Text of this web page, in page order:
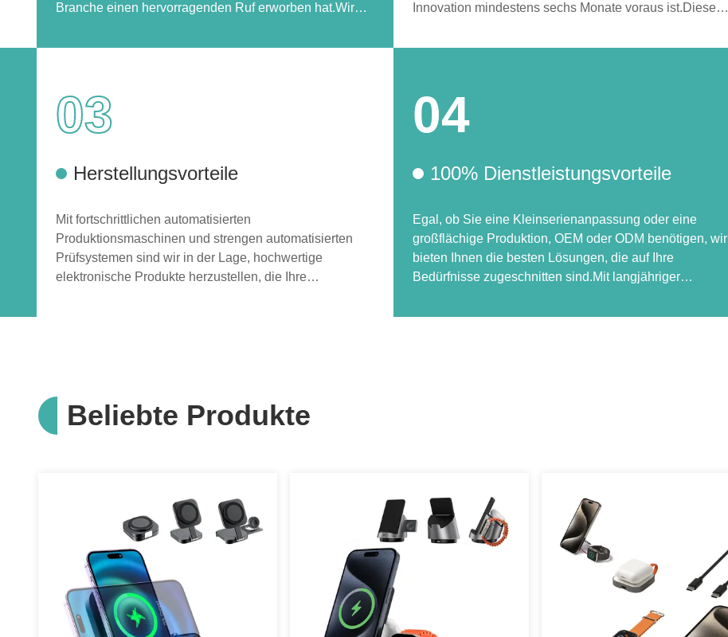
Branche einen hervorragenden Ruf erworben hat.Wir
anspruchsvollen Kunden., darunter Fortune-500-
Innovation mindestens sechs Monate voraus ist.Diese
bei der Markteinführung ein Hit zu werden.Wir
Verbraucher erfüllen.
03
Herstellungsvorteile
Mit fortschrittlichen automatisierten
Produktionsmaschinen und strengen automatisierten
Prüfsystemen sind wir in der Lage, hochwertige
elektronische Produkte herzustellen, die Ihre
04
100% Dienstleistungsvorteile
Egal, ob Sie eine Kleinserienanpassung oder eine
großflächige Produktion, OEM oder ODM benötigen, wir
bieten Ihnen die besten Lösungen, die auf Ihre
Bedürfnisse zugeschnitten sind.Mit langjähriger
einschließlich IP-Branding, funktionale Anpassung und
Beliebte Produkte